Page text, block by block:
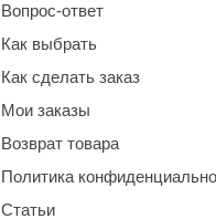
Вопрос-ответ
Как выбрать
Как сделать заказ
Мои заказы
Возврат товара
Политика
Статьи